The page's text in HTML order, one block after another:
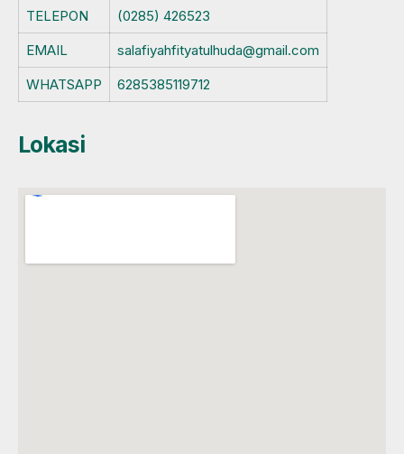
TELEPON
(0285) 426523
EMAIL
salafiyahfityatulhuda@gmail.com
WHATSAPP
6285385119712
Lokasi